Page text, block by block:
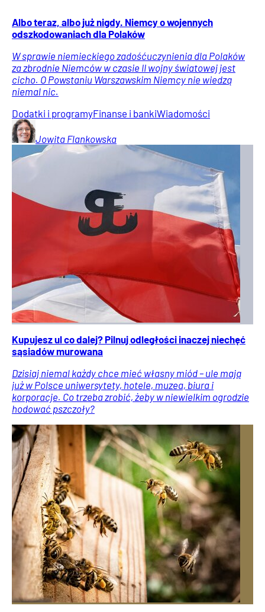
Albo teraz, albo już nigdy. Niemcy o wojennych
odszkodowaniach dla Polaków
W sprawie niemieckiego zadośćuczynienia dla Polaków
za zbrodnie Niemców w czasie II wojny światowej jest
cicho. O Powstaniu Warszawskim Niemcy nie wiedzą
niemal nic.
Dodatki i programyFinanse i bankiWiadomości
Jowita Flankowska
Kupujesz ul co dalej? Pilnuj odległości inaczej niechęć
sąsiadów murowana
Dzisiaj niemal każdy chce mieć własny miód – ule mają
już w Polsce uniwersytety, hotele, muzea, biura i
korporacje. Co trzeba zrobić, żeby w niewielkim ogrodzie
hodować pszczoły?